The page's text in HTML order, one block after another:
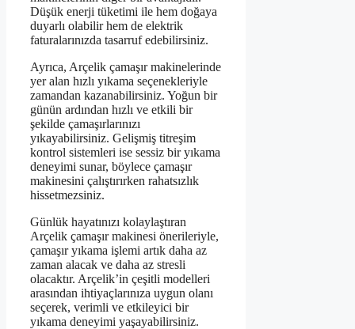
Düşük enerji tüketimi ile hem doğaya
duyarlı olabilir hem de elektrik
faturalarınızda tasarruf edebilirsiniz.
Ayrıca, Arçelik çamaşır makinelerinde
yer alan hızlı yıkama seçenekleriyle
zamandan kazanabilirsiniz. Yoğun bir
günün ardından hızlı ve etkili bir
şekilde çamaşırlarınızı
yıkayabilirsiniz. Gelişmiş titreşim
kontrol sistemleri ise sessiz bir yıkama
deneyimi sunar, böylece çamaşır
makinesini çalıştırırken rahatsızlık
hissetmezsiniz.
Günlük hayatınızı kolaylaştıran
Arçelik çamaşır makinesi önerileriyle,
çamaşır yıkama işlemi artık daha az
zaman alacak ve daha az stresli
olacaktır. Arçelik’in çeşitli modelleri
arasından ihtiyaçlarınıza uygun olanı
seçerek, verimli ve etkileyici bir
yıkama deneyimi yaşayabilirsiniz.